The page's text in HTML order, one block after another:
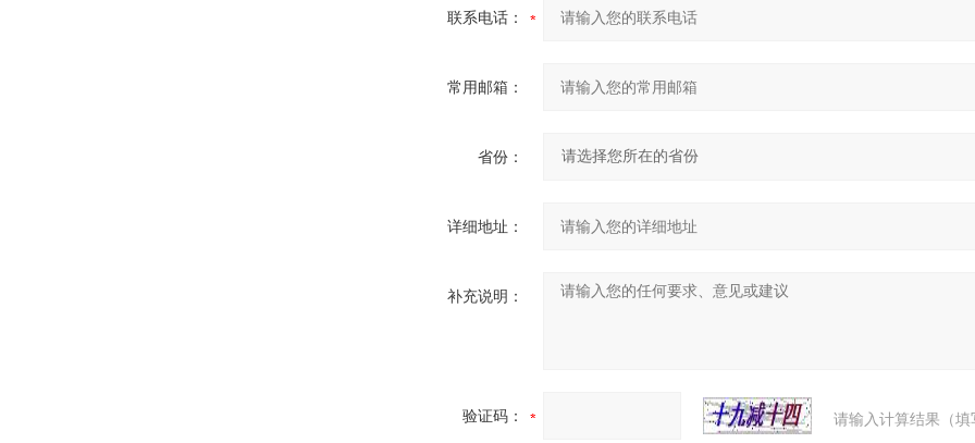
联系电话：
常用邮箱：
省份：
详细地址：
补充说明：
验证码： 请输入计算结果（